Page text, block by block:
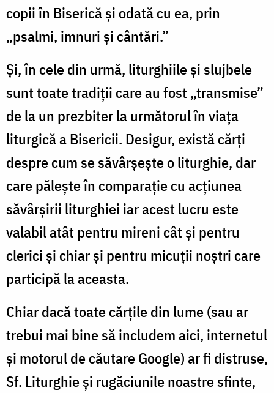
copii în Biserică și odată cu ea, prin
„psalmi, imnuri și cântări.”
Și, în cele din urmă, liturghiile și slujbele
sunt toate tradiții care au fost „transmise”
de la un prezbiter la următorul în viața
liturgică a Bisericii. Desigur, există cărți
despre cum se săvârșește o liturghie, dar
care pălește în comparație cu acțiunea
săvârșirii liturghiei iar acest lucru este
valabil atât pentru mireni cât și pentru
clerici și chiar și pentru micuții noștri care
participă la aceasta.
Chiar dacă toate cărțile din lume (sau ar
trebui mai bine să includem aici, internetul
și motorul de căutare Google) ar fi distruse,
Sf. Liturghie și rugăciunile noastre sfinte,